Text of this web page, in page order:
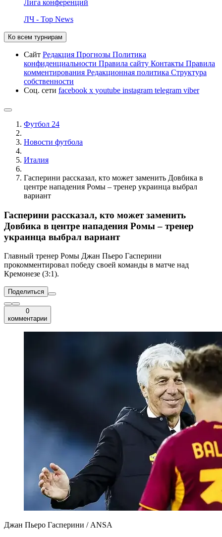
Лига конференций
ЛЧ - Top News
Ко всем турнирам
Сайт Редакция Прогнозы Политика
конфиденциальности Правила сайту Контакты Правила
комментирования Редакционная политика Структура
собственности
Соц. сети facebook x youtube instagram telegram viber
Футбол 24
Новости футбола
Италия
Гасперини рассказал, кто может заменить Довбика в
центре нападения Ромы – тренер украинца выбрал
вариант
Гасперини рассказал, кто может заменить
Довбика в центре нападения Ромы – тренер
украинца выбрал вариант
Главный тренер Ромы Джан Пьеро Гасперини
прокомментировал победу своей команды в матче над
Кремонезе (3:1).
Поделиться
0
комментарии
Джан Пьеро Гасперини / ANSA